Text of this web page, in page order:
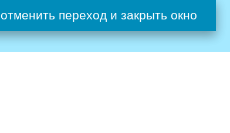
отменить переход и закрыть окно